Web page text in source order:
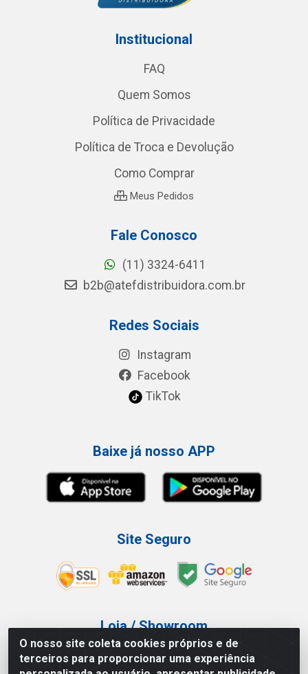
O nosso site coleta cookies próprios e de
terceiros para proporcionar uma experiência
Institucional
FAQ
Quem Somos
Política de Privacidade
Política de Troca e Devolução
Como Comprar
Meus Pedidos
Fale Conosco
(11) 3324-6411
b2b@atefdistribuidora.com.br
Redes Sociais
Instagram
Facebook
TikTok
Baixe já nosso APP
Site Seguro
Loja / Showroom
Tel.: (11) 3227-0546
Av Vautier, 587/597 - Pari - São Paulo/SP